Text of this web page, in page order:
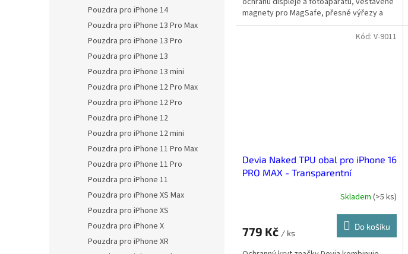
Pouzdra pro iPhone 14
Pouzdra pro iPhone 13 Pro Max
Pouzdra pro iPhone 13 Pro
Pouzdra pro iPhone 13
Pouzdra pro iPhone 13 mini
Pouzdra pro iPhone 12 Pro Max
Pouzdra pro iPhone 12 Pro
Pouzdra pro iPhone 12
Pouzdra pro iPhone 12 mini
Pouzdra pro iPhone 11 Pro Max
Pouzdra pro iPhone 11 Pro
Pouzdra pro iPhone 11
Pouzdra pro iPhone XS Max
Pouzdra pro iPhone XS
Pouzdra pro iPhone X
Pouzdra pro iPhone XR
magnety pro MagSafe, přesné výřezy a
snadnou...
Devia Naked TPU obal pro iPhone 16
PRO MAX - Transparentní
Skladem (>5 ks)
779 Kč / ks
Do košíku
Kód: V-9011